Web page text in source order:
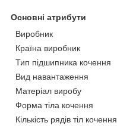
Основні атрибути
Виробник
Країна виробник
Тип підшипника кочення
Вид навантаження
Матеріал виробу
Форма тіла кочення
Кількість рядів тіл кочення